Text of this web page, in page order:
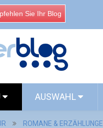
Sie Ihr Blog
AUSWAHL
ROMANE &